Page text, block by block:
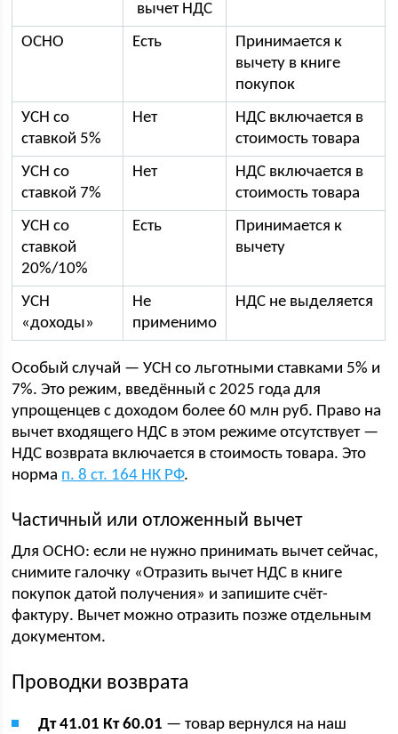
вычет НДС
ОСНО Есть
Принимается к
вычету в книге
покупок
УСН со
ставкой 5%
Нет
НДС включается в
стоимость товара
УСН со
ставкой 7%
Нет
НДС включается в
стоимость товара
УСН со
ставкой
20%/10%
Есть
Принимается к
вычету
УСН
«доходы»
Не
применимо
НДС не выделяется
Особый случай — УСН со льготными ставками 5% и
7%. Это режим, введённый с 2025 года для
упрощенцев с доходом более 60 млн руб. Право на
вычет входящего НДС в этом режиме отсутствует —
НДС возврата включается в стоимость товара. Это
норма п. 8 ст. 164 НК РФ.
Частичный или отложенный вычет
Для ОСНО: если не нужно принимать вычет сейчас,
снимите галочку «Отразить вычет НДС в книге
покупок датой получения» и запишите счёт-
фактуру. Вычет можно отразить позже отдельным
документом.
Проводки возврата
Дт 41.01 Кт 60.01 — товар вернулся на наш